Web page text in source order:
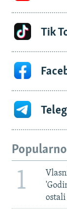
Tik
Popularno
1
ostali